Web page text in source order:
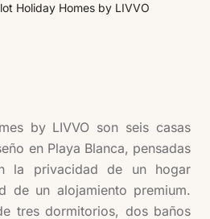
Holiday Homes by LIVVO
by LIVVO son seis casas
en Playa Blanca, pensadas
la privacidad de un hogar
de un alojamiento premium.
tres dormitorios, dos baños